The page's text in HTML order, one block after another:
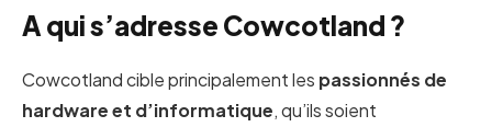
A qui s’adresse Cowcotland ?
Cowcotland cible principalement les passionnés de
hardware et d’informatique, qu’ils soient